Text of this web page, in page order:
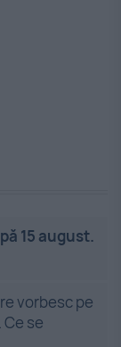
15 august.
vorbesc pe
se